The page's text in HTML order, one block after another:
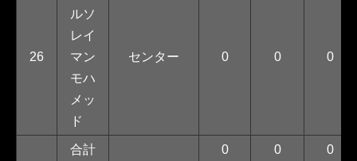
26
ルソ
レイ
マン
モハ
メッ
ド
センター 0 0 0
合計 0 0 0